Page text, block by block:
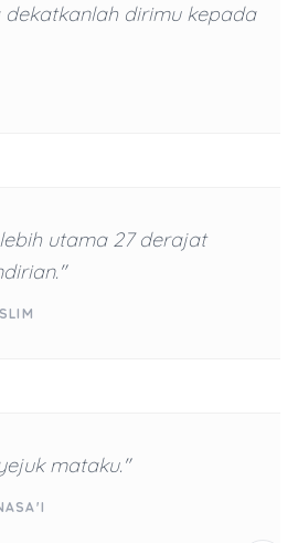
dekatkanlah dirimu kepada
utama 27 derajat
mataku."